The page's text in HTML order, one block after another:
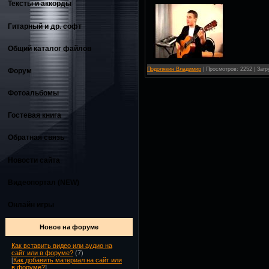
Тексты и аккорды
Гитарный и др. софт
Общий каталог файлов
Форум
Фотоальбомы
Гостевая книга
Обратная связь
Новости сайта
Новое на форуме
Как вставить видео или аудио на
сайт или в форуме? (7)
[Как добавить материал на сайт или
в форуме?]
Подолякин Владимир | Просмотров: 2252 |